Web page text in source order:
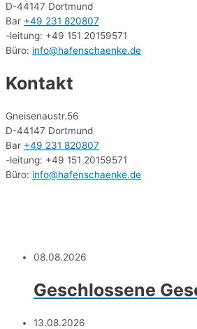
D-44147 Dortmund
Bar +49 231 820807
-leitung: +49 151 20159571
Büro: info@hafenschaenke.de
Kontakt
Gneisenaustr.56
D-44147 Dortmund
Bar +49 231 820807
-leitung: +49 151 20159571
Büro: info@hafenschaenke.de
08.08.2026
Geschlossene
13.08.2026